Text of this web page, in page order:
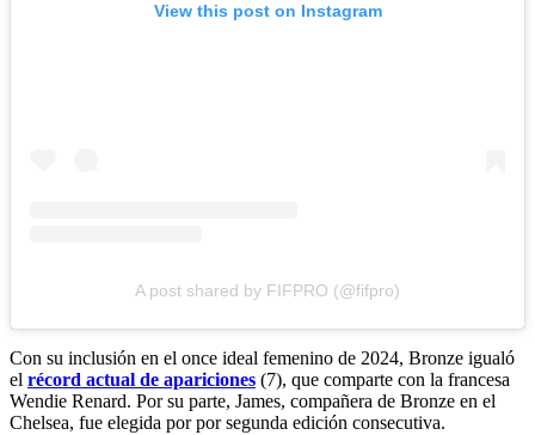
View this post on Instagram
A post shared by FIFPRO (@fifpro)
Con su inclusión en el once ideal femenino de 2024, Bronze igualó
el récord actual de apariciones (7), que comparte con la francesa
Wendie Renard. Por su parte, James, compañera de Bronze en el
Chelsea, fue elegida por por segunda edición consecutiva.